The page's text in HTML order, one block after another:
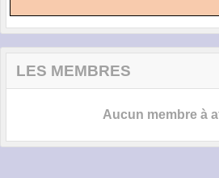
LES MEMBRES
Aucun membre à